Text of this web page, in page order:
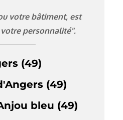
votre bâtiment, est
personnalité".
(49)
(49)
bleu (49)